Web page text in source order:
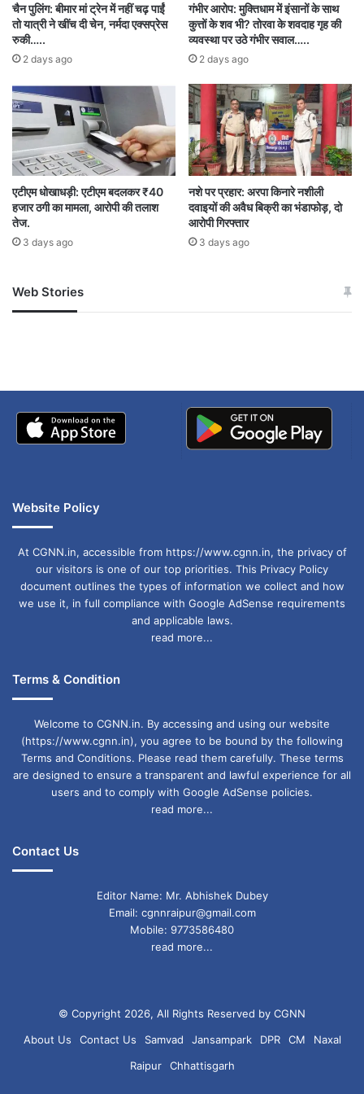
Municipal body elections
चैन पुलिंग: बीमार मां ट्रेन में नहीं चढ़ पाईं
तो यात्री ने खींच दी चेन, नर्मदा एक्सप्रेस
रुकी…..
2 days ago
गंभीर आरोप: मुक्तिधाम में इंसानों के साथ
कुत्तों के शव भी? तोरवा के शवदाह गृह की
व्यवस्था पर उठे गंभीर सवाल…..
2 days ago
एटीएम धोखाधड़ी: एटीएम बदलकर ₹40
हजार ठगी का मामला, आरोपी की तलाश
तेज.
3 days ago
नशे पर प्रहार: अरपा किनारे नशीली
दवाइयों की अवैध बिक्री का भंडाफोड़, दो
आरोपी गिरफ्तार
3 days ago
Web Stories
जम्मू-कश्मीर में बारिश से
अपडेट
खाई में धक्का… आरोपियों ने
Website Policy
At CGNN.in, accessible from https://www.cgnn.in, the privacy of
our visitors is one of our top priorities. This Privacy Policy
document outlines the types of information we collect and how
we use it, in full compliance with Google AdSense requirements
and applicable laws.
read more...
Terms & Condition
Welcome to CGNN.in. By accessing and using our website
(https://www.cgnn.in), you agree to be bound by the following
Terms and Conditions. Please read them carefully. These terms
are designed to ensure a transparent and lawful experience for all
users and to comply with Google AdSense policies.
read more...
Contact Us
Editor Name: Mr. Abhishek Dubey
Email: cgnnraipur@gmail.com
Mobile: 9773586480
read more...
© Copyright 2026, All Rights Reserved by CGNN
About Us
Contact Us Samvad Jansampark DPR CM
Naxal
Raipur
Chhattisgarh